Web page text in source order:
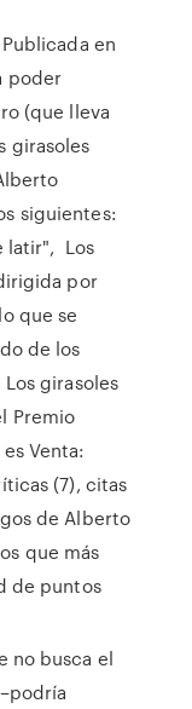
en
poder
(que lleva
girasoles
siguientes:
latir", Los
por
que se
de los
girasoles
Premio
Venta:
(7), citas
de Alberto
que más
de puntos
no busca el